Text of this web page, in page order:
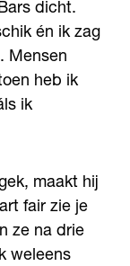
dicht.
én ik zag
Mensen
heb ik
ik
maakt hij
fair zie je
ze na drie
weleens